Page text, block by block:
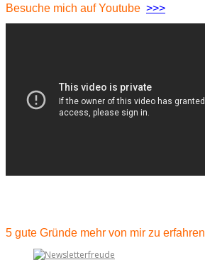
Besuche mich auf Youtube >>>
5 gute Gründe mehr von mir zu erfahren